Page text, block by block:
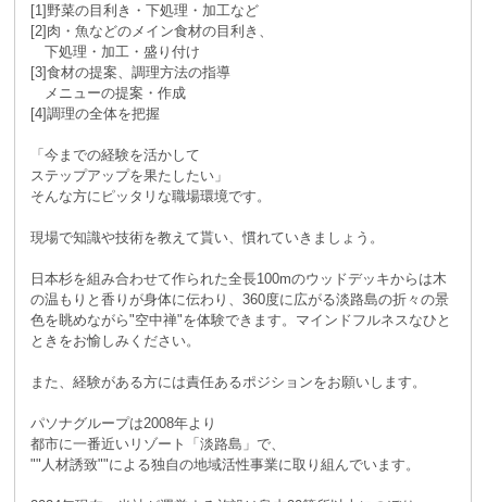
[1]野菜の目利き・下処理・加工など
[2]肉・魚などのメイン食材の目利き、
下処理・加工・盛り付け
[3]食材の提案、調理方法の指導
メニューの提案・作成
[4]調理の全体を把握
「今までの経験を活かして
ステップアップを果たしたい」
そんな方にピッタリな職場環境です。
現場で知識や技術を教えて貰い、慣れていきましょう。
日本杉を組み合わせて作られた全長100mのウッドデッキからは木
の温もりと香りが身体に伝わり、360度に広がる淡路島の折々の景
色を眺めながら"空中禅"を体験できます。マインドフルネスなひと
ときをお愉しみください。
また、経験がある方には責任あるポジションをお願いします。
パソナグループは2008年より
都市に一番近いリゾート「淡路島」で、
""人材誘致""による独自の地域活性事業に取り組んでいます。